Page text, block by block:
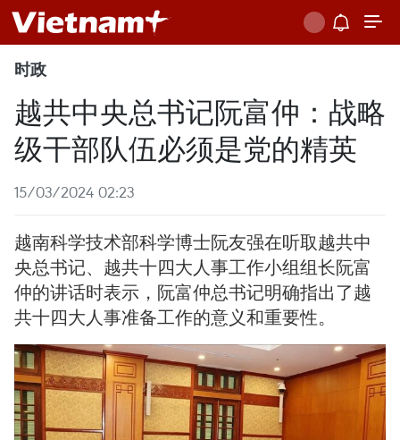
时政
越共中央总书记阮富仲：战略
级干部队伍必须是党的精英
15/03/2024 02:23
越南科学技术部科学博士阮友强在听取越共中
央总书记、越共十四大人事工作小组组长阮富
仲的讲话时表示，阮富仲总书记明确指出了越
共十四大人事准备工作的意义和重要性。